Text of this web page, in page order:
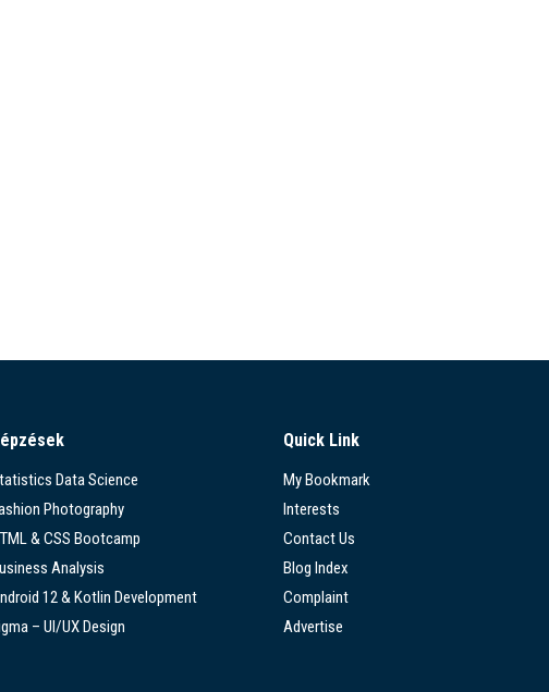
Data Science
Photography
& CSS Bootcamp
Analysis
12 & Kotlin Development
– UI/UX Design
Quick Link
My Bookmark
Interests
Contact Us
Blog Index
Complaint
Advertise